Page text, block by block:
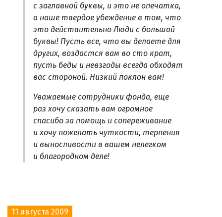
с заглавной буквы, и это не опечатка,
а наше твердое убеждение в том, что
это действительно Люди с большой
буквы! Пусть все, что вы делаете для
других, воздастся вам во сто крат,
пусть беды и невзгоды всегда обходят
вас стороной. Низкий поклон вам!
Уважаемые сотрудники фонда, еще
раз хочу сказать вам огромное
спасибо за помощь и сопереживание
и хочу пожелать чуткости, терпения
и выносливости в вашем нелегком
и благородном деле!
11 августа 2009